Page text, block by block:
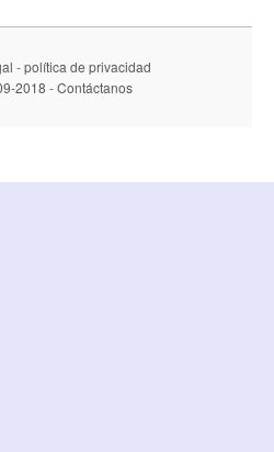
-política de privacidad
2018 -Contáctanos